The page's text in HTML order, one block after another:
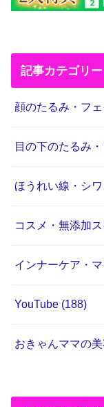
記事カテゴリー
顔のたるみ・フ
目の下のたるみ
ほうれい線・シ
コスメ・無添加
インナーケア・
YouTube (188)
おきゃんママの